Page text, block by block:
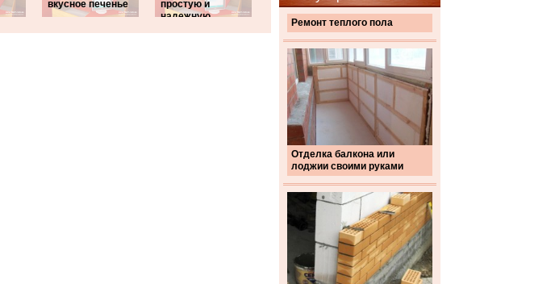
Ремонт теплого пола
Отделка балкона или
лоджии своими руками
вкусное печенье
простую и
надежную